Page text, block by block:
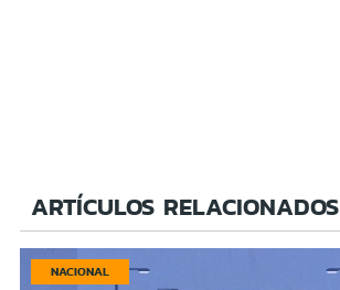
ARTÍCULOS RELACIONADOS
NACIONAL